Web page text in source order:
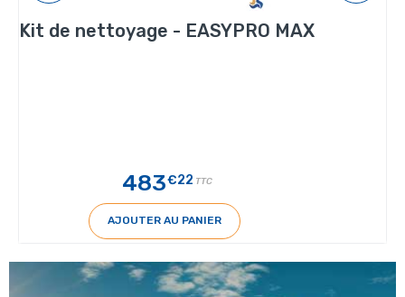
Kit de nettoyage - EASYPRO MAX
483€22 TTC
AJOUTER AU PANIER